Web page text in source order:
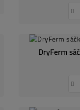
DryFerm